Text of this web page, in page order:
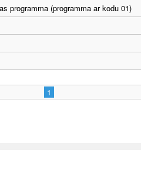
programma (programma ar kodu 01)
1